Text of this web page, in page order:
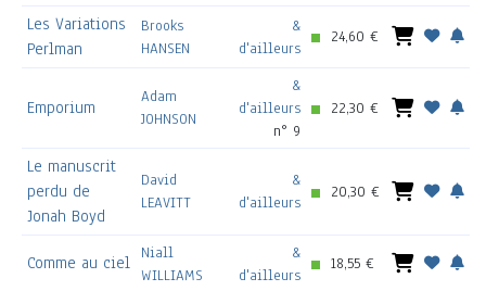
Les Variations
Perlman
Brooks
HANSEN
&
d'ailleurs
24,60 €
Emporium
Adam
JOHNSON
&
d'ailleurs
n° 9
22,30 €
Le manuscrit
perdu de
Jonah Boyd
David
LEAVITT
&
d'ailleurs
20,30 €
Comme au ciel Niall
WILLIAMS
&
d'ailleurs
18,55 €